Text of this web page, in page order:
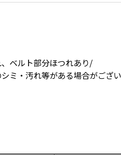
ベルト部分ほつれあり/
ミ・汚れ等がある場合がござ